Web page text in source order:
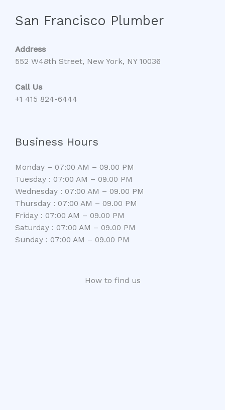
San Francisco Plumber
Address
552 W48th Street, New York, NY 10036
Call Us
+1 415 824-6444
Business Hours
Monday – 07:00 AM – 09.00 PM
Tuesday : 07:00 AM – 09.00 PM
Wednesday : 07:00 AM – 09.00 PM
Thursday : 07:00 AM – 09.00 PM
Friday : 07:00 AM – 09.00 PM
Saturday : 07:00 AM – 09.00 PM
Sunday : 07:00 AM – 09.00 PM
How to find us